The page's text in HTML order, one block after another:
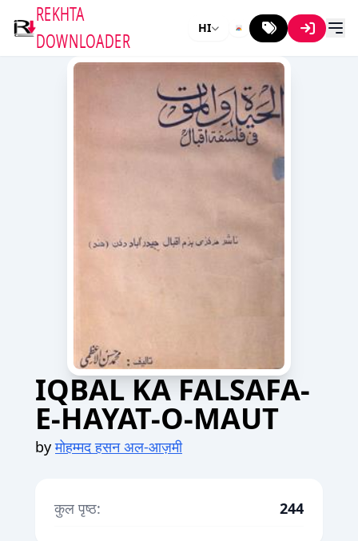
REKHTA
DOWNLOADER
HI
IQBAL KA FALSAFA-
E-HAYAT-O-MAUT
byमोहम्मद हसन अल-आज़मी
कुल पृष्ठ: 244